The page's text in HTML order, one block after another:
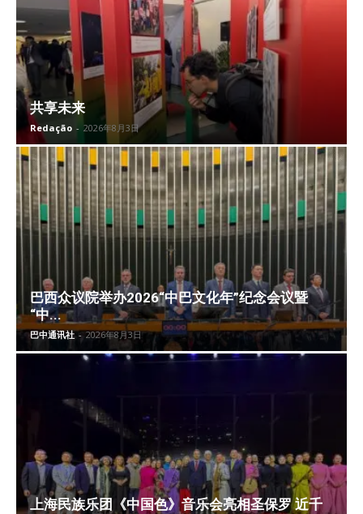
共享未来
Redação - 2026年8月3日
巴西众议院举办2026“中巴文化年”纪念会议暨
“中...
巴中通讯社 - 2026年8月3日
上海民族乐团《中国色》音乐会亮相圣保罗 近千